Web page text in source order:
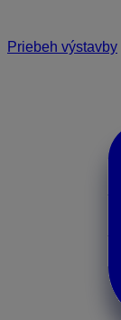
Priebeh výstavby